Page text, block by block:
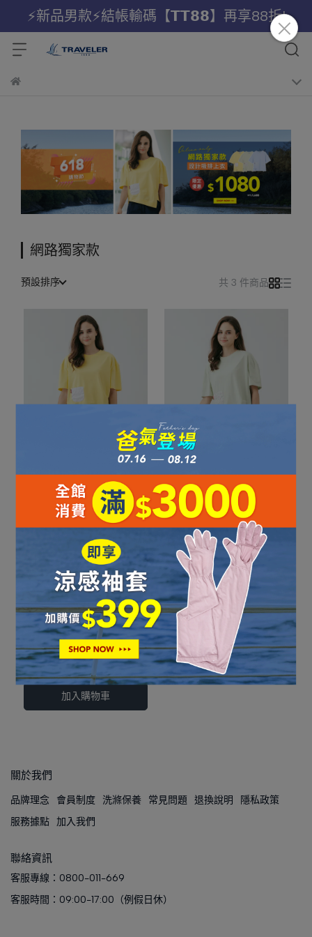
⚡新品男款⚡結帳輸碼【𝗧𝗧𝟴𝟴】再享88折!
網路獨家款
預設排序 共 3 件商品
女款消臭吸排上衣｜
NT$1,680
加入購物車
女款消臭吸排上衣｜
261TR828-42
NT$1,080
加入購物車
女款消臭吸排上衣｜
261TR828-52
NT$1,080NT$1,680
加入購物車
關於我們
品牌理念 會員制度 洗滌保養 常見問題 退換說明
隱私政策
服務據點 加入我們
聯絡資訊
客服專線：0800-011-669
客服時間：09:00-17:00（例假日休）